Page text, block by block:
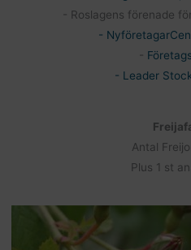
- Roslagens förenade
-
- Leader
Antal
Plus 1 st